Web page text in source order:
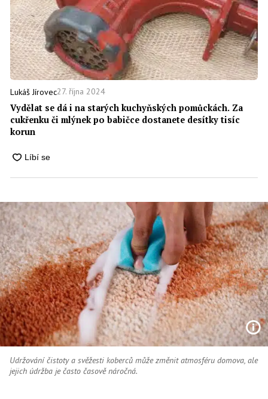
Lukáš Jírovec27. října 2024
Vydělat se dá i na starých kuchyňských pomůckách. Za
cukřenku či mlýnek po babičce dostanete desítky tisíc
korun
Udržování čistoty a svěžesti koberců může změnit atmosféru domova, ale
jejich údržba je často časově náročná.